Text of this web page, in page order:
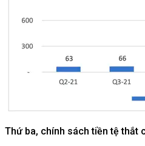
Thứ ba, chính sách tiền tệ thắt